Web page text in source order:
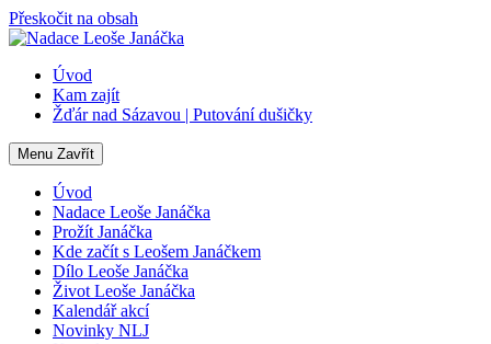
Přeskočit na obsah
Úvod
Kam zajít
Žďár nad Sázavou | Putování dušičky
Menu Zavřít
Úvod
Nadace Leoše Janáčka
Prožít Janáčka
Kde začít s Leošem Janáčkem
Dílo Leoše Janáčka
Život Leoše Janáčka
Kalendář akcí
Novinky NLJ